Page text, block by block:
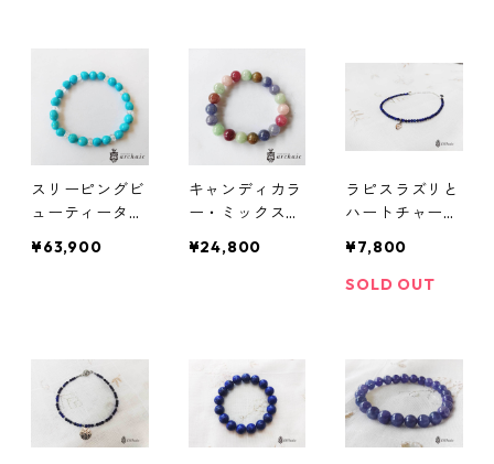
スリーピングビ
ューティーター
ブレスレット
¥63,900
キャンディカラ
ー・ミックスジ
ット(10mm)
¥24,800
ラピスラズリと
ハートチャーム
レスレット
¥7,800
SOLD OUT